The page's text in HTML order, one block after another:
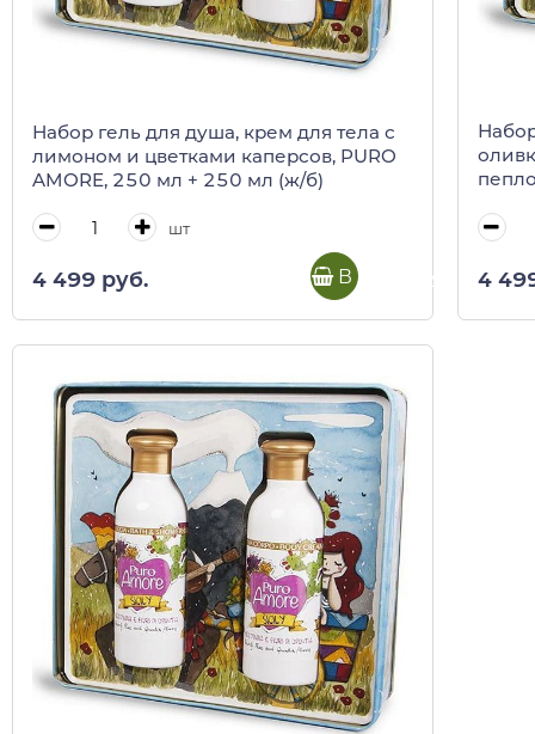
Набор гель для душа, крем для тела с
лимоном и цветками каперсов, PURO
AMORE, 250 мл + 250 мл (ж/б)
шт
4 499 руб. В корзину 4